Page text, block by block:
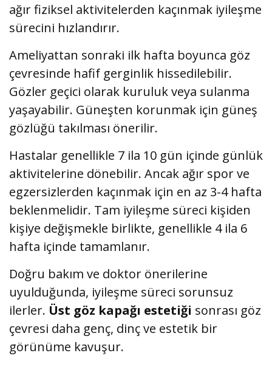
ağır fiziksel aktivitelerden kaçınmak iyileşme
sürecini hızlandırır.
Ameliyattan sonraki ilk hafta boyunca göz
çevresinde hafif gerginlik hissedilebilir.
Gözler geçici olarak kuruluk veya sulanma
yaşayabilir. Güneşten korunmak için güneş
gözlüğü takılması önerilir.
Hastalar genellikle 7 ila 10 gün içinde günlük
aktivitelerine dönebilir. Ancak ağır spor ve
egzersizlerden kaçınmak için en az 3-4 hafta
beklenmelidir. Tam iyileşme süreci kişiden
kişiye değişmekle birlikte, genellikle 4 ila 6
hafta içinde tamamlanır.
Doğru bakım ve doktor önerilerine
uyulduğunda, iyileşme süreci sorunsuz
ilerler. Üst göz kapağı estetiği sonrası göz
çevresi daha genç, dinç ve estetik bir
görünüme kavuşur.